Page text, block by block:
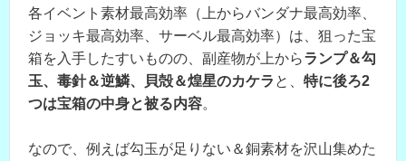
各イベント素材最高効率（上からバンダナ最高効率、
ジョッキ最高効率、サーベル最高効率）は、狙った宝
箱を入手したすいものの、副産物が上からランプ＆勾
玉、毒針＆逆鱗、貝殻＆煌星のカケラ と、 特に後ろ2
つは宝箱の中身と被る内容。
なので、例えば勾玉が足りない＆銅素材を沢山集めた